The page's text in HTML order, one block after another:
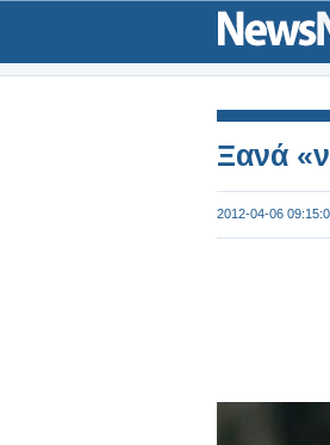
Ξανά
2012-04-06